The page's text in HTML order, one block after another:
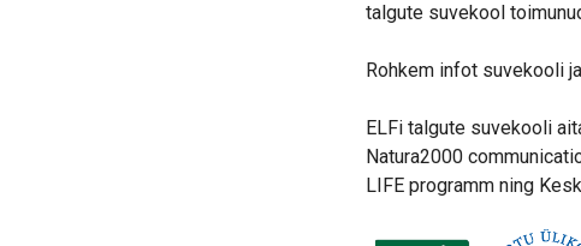
talgute suvekool
Rohkem infot suvekooli
ELFi talgute suvekooli
Natura2000
LIFE programm ning